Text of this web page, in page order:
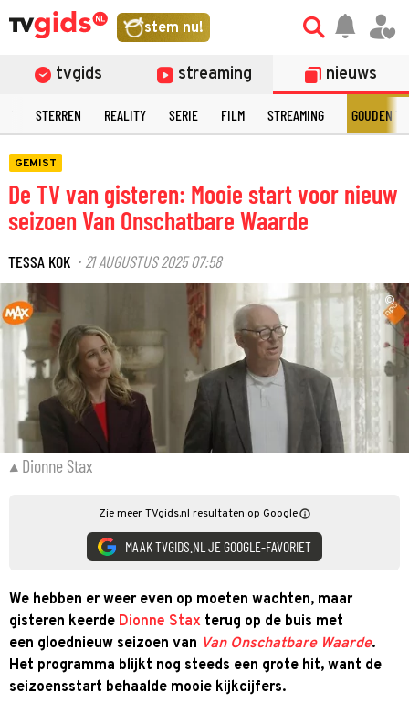
stem nu!
tvgids streaming nieuws
STERREN REALITY SERIE FILM STREAMING GOUDEN
GEMIST
De TV van gisteren: Mooie start voor nieuw
seizoen Van Onschatbare Waarde
TESSA KOK · 21 AUGUSTUS 2025 07:58
©
Dionne Stax
Zie meer TVgids.nl resultaten op Google
MAAK TVGIDS.NL JE GOOGLE-FAVORIET
We hebben er weer even op moeten wachten, maar
gisteren keerde Dionne Stax terug op de buis met
een gloednieuw seizoen van Van Onschatbare Waarde.
Het programma blijkt nog steeds een grote hit, want de
seizoensstart behaalde mooie kijkcijfers.